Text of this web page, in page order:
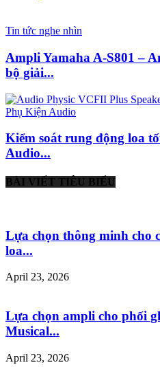
Tin tức nghe nhìn
Ampli Yamaha A-S801 –
bộ giải...
Phụ Kiện Audio
Kiểm soát rung động loa
Audio...
BÀI VIẾT TIÊU BIỂU
Lựa chọn thông minh cho
loa...
April 23, 2026
Lựa chọn ampli cho phối
Musical...
April 23, 2026